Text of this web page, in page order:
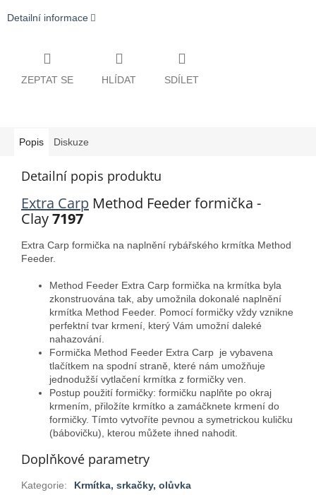
Detailní informace
ZEPTAT SE HLÍDAT SDÍLET
Popis Diskuze
Detailní popis produktu
Extra Carp Method Feeder formička -
Clay7197
Extra Carp formička na naplnění rybářského krmítka Method
Feeder.
Method Feeder Extra Carp formička na krmítka byla
zkonstruována tak, aby umožnila dokonalé naplnění
krmítka Method Feeder. Pomocí formičky vždy vznikne
perfektní tvar krmení, který Vám umožní daleké
nahazování.
Formička Method Feeder Extra Carp je vybavena
tlačítkem na spodní straně, které nám umožňuje
jednodužší vytlačení krmítka z formičky ven.
Postup použití formičky: formičku naplňte po okraj
krmením, přiložíte krmítko a zamáčknete krmení do
formičky. Tímto vytvoříte pevnou a symetrickou kuličku
(bábovičku), kterou můžete ihned nahodit.
Doplňkové parametry
Kategorie:
Krmítka, srkačky, olůvka